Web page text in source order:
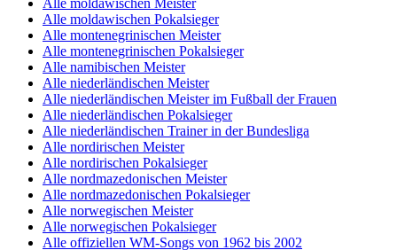
Alle moldawischen Pokalsieger
Alle montenegrinischen Meister
Alle montenegrinischen Pokalsieger
Alle namibischen Meister
Alle niederländischen Meister
Alle niederländischen Meister im Fußball der Frauen
Alle niederländischen Pokalsieger
Alle niederländischen Trainer in der Bundesliga
Alle nordirischen Meister
Alle nordirischen Pokalsieger
Alle nordmazedonischen Meister
Alle nordmazedonischen Pokalsieger
Alle norwegischen Meister
Alle norwegischen Pokalsieger
Alle offiziellen WM-Songs von 1962 bis 2002